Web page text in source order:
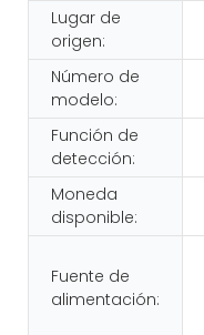
Lugar de
origen:
Número de
modelo:
Función de
detección:
Moneda
disponible:
Fuente de
alimentación: